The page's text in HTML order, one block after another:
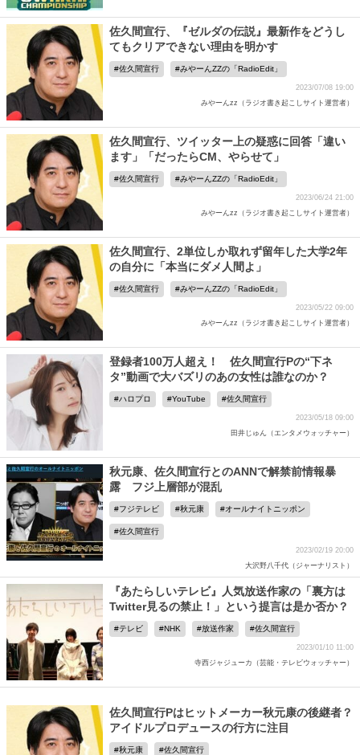
佐久間宣行、『ゼルダの伝説』最新作をどうし
てもクリアできない理由を明かす
佐久間宣行 みやーんZZの「RadioEdit」
2023/07/08 19:00
みやーんzz（ラジオ書き起こしサイト運営者）
佐久間宣行、ツイッター上の疑惑に回答「違い
ます」「だったらCM、やらせて」
佐久間宣行 みやーんZZの「RadioEdit」
2023/06/24 21:00
みやーんzz（ラジオ書き起こしサイト運営者）
佐久間宣行、2単位しか取れず留年した大学2年
の自分に「本当にダメ人間よ」
佐久間宣行 みやーんZZの「RadioEdit」
2023/05/22 09:00
みやーんzz（ラジオ書き起こしサイト運営者）
登録者100万人超え！ 佐久間宣行Pの“下ネ
タ”動画で大バズリのあの女性は誰なのか？
ハロプロ YouTube 佐久間宣行
2023/05/18 09:00
田井じゅん（エンタメウォッチャー）
秋元康、佐久間宣行とのANNで解禁前情報暴
露 フジ上層部が混乱
フジテレビ 秋元康 オールナイトニッポン
佐久間宣行
2023/02/19 20:00
大沢野八千代（ジャーナリスト）
『あたらしいテレビ』人気放送作家の「裏方は
Twitter見るの禁止！」という提言は是か否か？
テレビ NHK 放送作家 佐久間宣行
2023/01/10 11:00
寺西ジャジューカ（芸能・テレビウォッチャー）
佐久間宣行Pはヒットメーカー秋元康の後継者？
アイドルプロデュースの行方に注目
秋元康 佐久間宣行